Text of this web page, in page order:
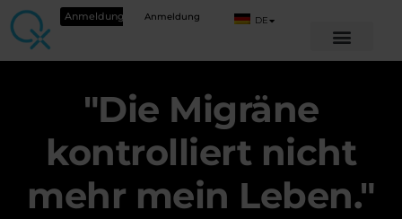
Anmeldung Anmeldung DE
"Die Migräne
kontrolliert nicht
mehr mein Leben."